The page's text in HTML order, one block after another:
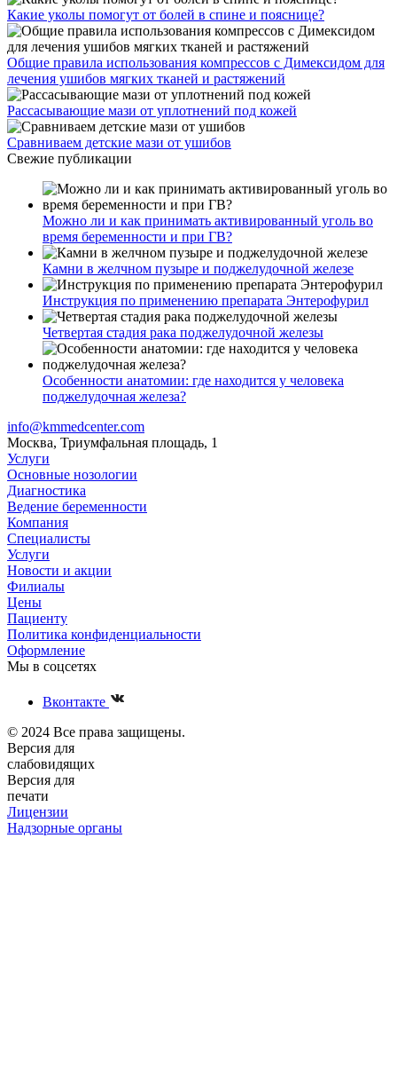
Какие уколы помогут от болей в спине и пояснице?
Общие правила использования компрессов с Димексидом для
лечения ушибов мягких тканей и растяжений
Рассасывающие мази от уплотнений под кожей
Сравниваем детские мази от ушибов
Свежие публикации
Можно ли и как принимать активированный уголь во
время беременности и при ГВ?
Камни в желчном пузыре и поджелудочной железе
Инструкция по применению препарата Энтерофурил
Четвертая стадия рака поджелудочной железы
Особенности анатомии: где находится у человека
поджелудочная железа?
info@kmmedcenter.com
Москва, Триумфальная площадь, 1
Услуги
Основные нозологии
Диагностика
Ведение беременности
Компания
Специалисты
Услуги
Новости и акции
Филиалы
Цены
Пациенту
Политика конфиденциальности
Оформление
Мы в соцсетях
Вконтакте
© 2024 Все права защищены.
Версия для
слабовидящих
Версия для
печати
Лицензии
Надзорные органы